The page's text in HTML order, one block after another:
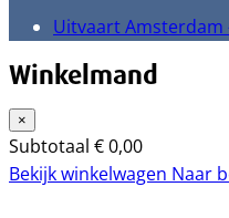
Uitvaart
Winkelmand
×
Subtotaal €0,00
Bekijk winkelwagen Naar